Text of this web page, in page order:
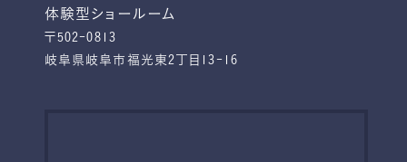
体験型ショールーム
〒502-0813
岐阜県岐阜市福光東2丁目13-16